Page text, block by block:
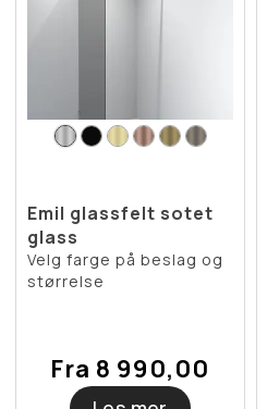
Emil glassfelt sotet
glass
Velg farge på beslag og
størrelse
Fra 8 990,00